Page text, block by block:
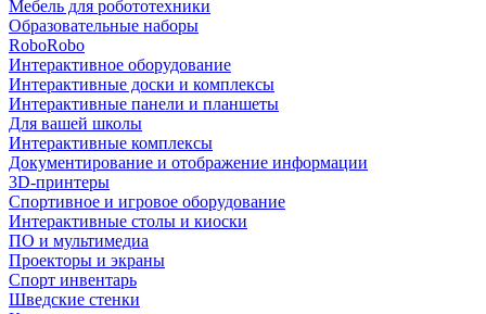
Мебель для робототехники
Образовательные наборы
RoboRobo
Интерактивное оборудование
Интерактивные доски и комплексы
Интерактивные панели и планшеты
Для вашей школы
Интерактивные комплексы
Документирование и отображение информации
3D-принтеры
Спортивное и игровое оборудование
Интерактивные столы и киоски
ПО и мультимедиа
Проекторы и экраны
Спорт инвентарь
Шведские стенки